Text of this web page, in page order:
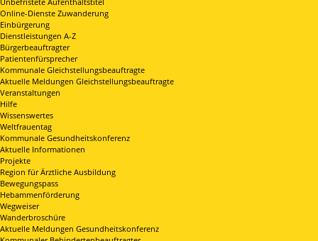
Online-Dienste Zuwanderung
Einbürgerung
Dienstleistungen A-Z
Bürgerbeauftragter
Patientenfürsprecher
Kommunale Gleichstellungsbeauftragte
Aktuelle Meldungen Gleichstellungsbeauftragte
Veranstaltungen
Hilfe
Wissenswertes
Weltfrauentag
Kommunale Gesundheitskonferenz
Aktuelle Informationen
Projekte
Region für Ärztliche Ausbildung
Bewegungspass
Hebammenförderung
Wegweiser
Wanderbroschüre
Aktuelle Meldungen Gesundheitskonferenz